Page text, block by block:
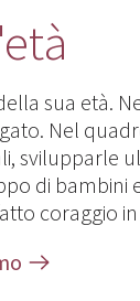
sua età.
Nel
svilupparle
di bambini
coraggio in